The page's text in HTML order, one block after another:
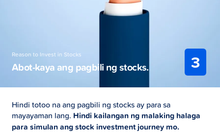
Reason to Invest in Stocks
Abot-kaya ang pagbili ng stocks. 3
Hindi totoo na ang pagbili ng stocks ay para sa
mayayaman lang. Hindi kailangan ng malaking halaga
para simulan ang stock investment journey mo.